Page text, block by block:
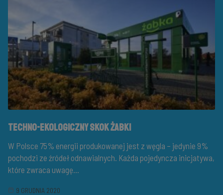
Techno-ekologiczny skok Żabki
W Polsce 75% energii produkowanej jest z węgla – jedynie 9%
pochodzi ze źródeł odnawialnych. Każda pojedyncza inicjatywa,
które zwraca uwagę...
9 GRUDNIA 2020